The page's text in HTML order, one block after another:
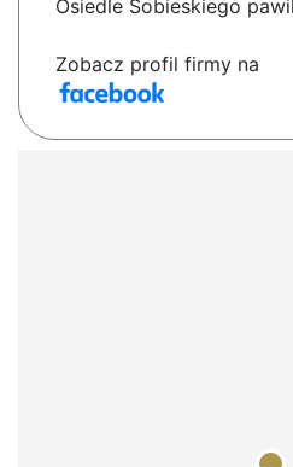
Osiedle Sobieskiego
Zobacz profil firmy na